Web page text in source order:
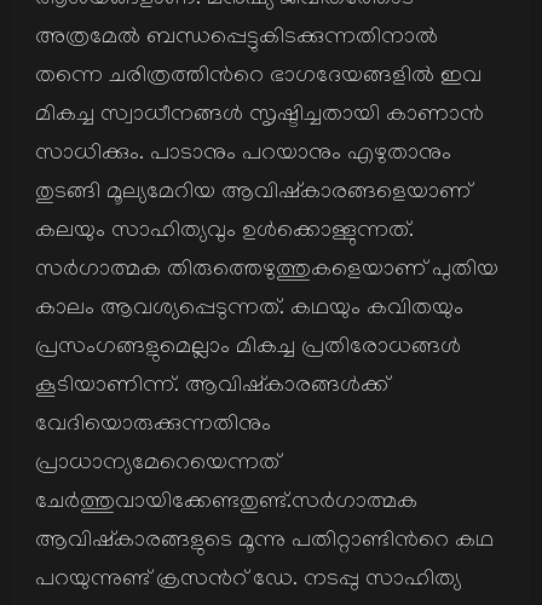
അത്രമേല്‍ ബന്ധപ്പെട്ടുകിടക്കുന്നതിനാല്‍
തന്നെ ചരിത്രത്തിന്‍റെ ഭാഗദേയങ്ങളില്‍ ഇവ
മികച്ച സ്വാധീനങ്ങള്‍ സൃഷ്ടിച്ചതായി കാണാന്‍
സാധിക്കും. പാടാനും പറയാനും എഴുതാനും
തുടങ്ങി മൂല്യമേറിയ ആവിഷ്കാരങ്ങളെയാണ്
കലയും സാഹിത്യവും ഉള്‍ക്കൊള്ളുന്നത്.
സര്‍ഗാത്മക തിരുത്തെഴുത്തുകളെയാണ് പുതിയ
കാലം ആവശ്യപ്പെടുന്നത്. കഥയും കവിതയും
പ്രസംഗങ്ങളുമെല്ലാം മികച്ച പ്രതിരോധങ്ങള്‍
കൂടിയാണിന്ന്. ആവിഷ്കാരങ്ങള്‍ക്ക്
വേദിയൊരുക്കുന്നതിനും
പ്രാധാന്യമേറെയെന്നത്
ചേര്‍ത്തുവായിക്കേണ്ടതുണ്ട്.സര്‍ഗാത്മക
ആവിഷ്കാരങ്ങളുടെ മൂന്നു പതിറ്റാണ്ടിന്‍റെ കഥ
പറയുന്നുണ്ട് ക്രസന്‍റ് ഡേ. നടപ്പു സാഹിത്യ